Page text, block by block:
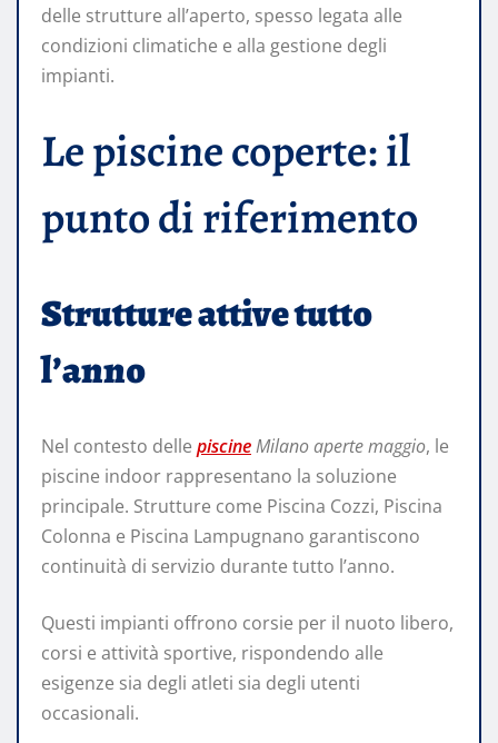
delle strutture all’aperto, spesso legata alle
condizioni climatiche e alla gestione degli
impianti.
Le piscine coperte: il
punto di riferimento
Strutture attive tutto
l’anno
Nel contesto delle piscineMilano aperte maggio, le
piscine indoor rappresentano la soluzione
principale. Strutture come Piscina Cozzi, Piscina
Colonna e Piscina Lampugnano garantiscono
continuità di servizio durante tutto l’anno.
Questi impianti offrono corsie per il nuoto libero,
corsi e attività sportive, rispondendo alle
esigenze sia degli atleti sia degli utenti
occasionali.